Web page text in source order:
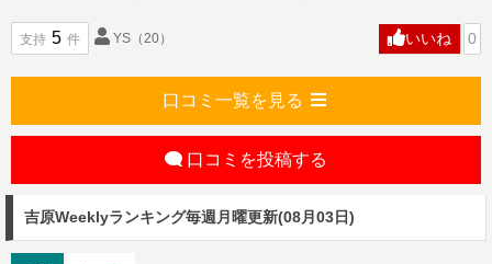
支持 5 件 YS （20） 0
いいね
口コミ一覧を見る
口コミを投稿する
吉原Weeklyランキング毎週月曜更新(08月03日)